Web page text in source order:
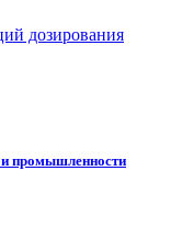
дозирования
промышленности